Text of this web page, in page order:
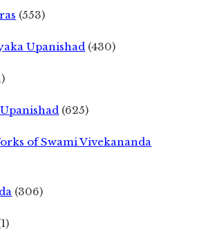
(553)
Upanishad (430)
(625)
of Swami Vivekananda
(306)